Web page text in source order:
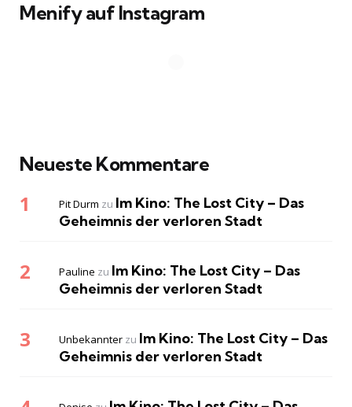
Menify auf Instagram
Neueste Kommentare
Pit Durm zu Im Kino: The Lost City – Das
Geheimnis der verloren Stadt
Pauline zu Im Kino: The Lost City – Das
Geheimnis der verloren Stadt
Unbekannter zu Im Kino: The Lost City – Das
Geheimnis der verloren Stadt